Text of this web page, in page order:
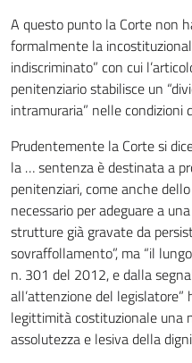
A questo punto la Corte non
formalmente la
indiscriminato” con cui
penitenziario stabilisce un
intramuraria” nelle condizioni
Prudentemente la Corte si
la … sentenza è destinata a
penitenziari, come anche
necessario per adeguare a
strutture già gravate da
sovraffollamento”, ma “il
n. 301 del 2012, e dalla
all’attenzione del legislatore”
legittimità costituzionale una
assolutezza e lesiva della